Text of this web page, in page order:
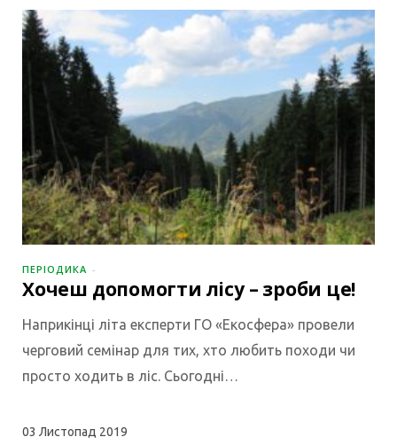
ПЕРІОДИКА
Хочеш допомогти лісу – зроби це!
Наприкінці літа експерти ГО «Екосфера» провели
черговий семінар для тих, хто любить походи чи
просто ходить в ліс. Сьогодні…
03 Листопад 2019